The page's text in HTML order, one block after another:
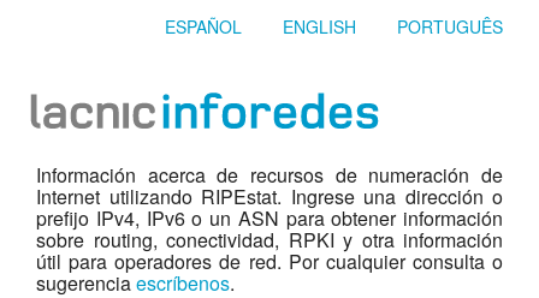
ESPAÑOL ENGLISH PORTUGUÊS
Información acerca de recursos de numeración de
Internet utilizando RIPEstat. Ingrese una dirección o
prefijo IPv4, IPv6 o un ASN para obtener información
sobre routing, conectividad, RPKI y otra información
útil para operadores de red. Por cualquier consulta o
sugerenciaescríbenos.